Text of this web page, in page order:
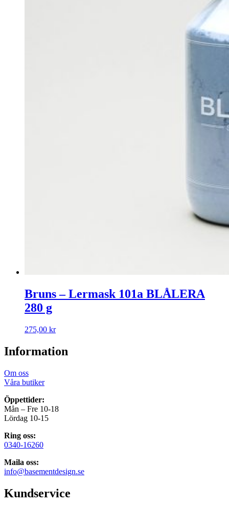
Bruns – Lermask 101a BLÅLERA
280 g
275,00 kr
Information
Om oss
Våra butiker
Öppettider:
Mån – Fre 10-18
Lördag 10-15
Ring oss:
0340-16260
Maila oss:
info@basementdesign.se
Kundservice